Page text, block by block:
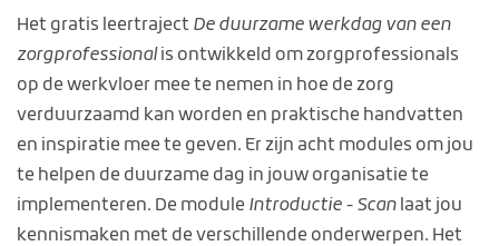
Het gratis leertraject De duurzame werkdag van een
zorgprofessional is ontwikkeld om zorgprofessionals
op de werkvloer mee te nemen in hoe de zorg
verduurzaamd kan worden en praktische handvatten
en inspiratie mee te geven. Er zijn acht modules om jou
te helpen de duurzame dag in jouw organisatie te
implementeren. De module Introductie - Scan laat jou
kennismaken met de verschillende onderwerpen. Het